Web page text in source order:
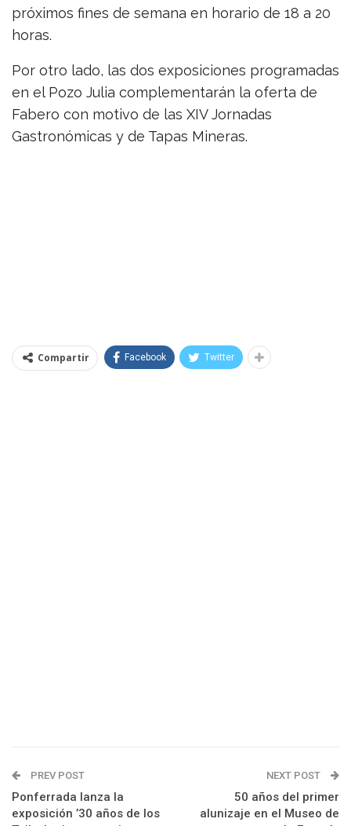
próximos fines de semana en horario de 18 a 20
horas.
Por otro lado, las dos exposiciones programadas
en el Pozo Julia complementarán la oferta de
Fabero con motivo de las XIV Jornadas
Gastronómicas y de Tapas Mineras.
Compartir Facebook Twitter
PREV POST
Ponferrada lanza la
exposición ’30 años de los
NEXT POST
50 años del primer
alunizaje en el Museo de